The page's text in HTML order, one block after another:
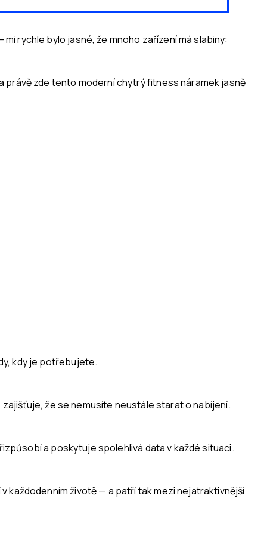
rychle bylo jasné, že mnoho zařízení má slabiny:
zde tento moderní chytrý fitness náramek jasně
kdy je potřebujete.
že se nemusíte neustále starat o nabíjení.
a poskytuje spolehlivá data v každé situaci.
každodenním životě — a patří tak mezi nejatraktivnější